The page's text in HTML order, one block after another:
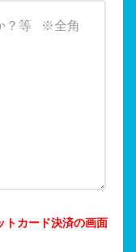
トカード決済の画面